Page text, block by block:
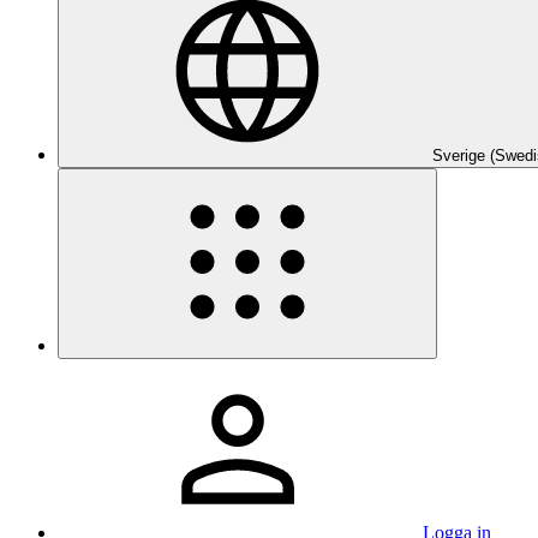
Sverige
Logga in